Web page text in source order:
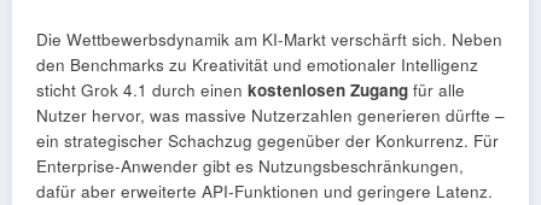
Die Wettbewerbsdynamik am KI-Markt verschärft sich. Neben
den Benchmarks zu Kreativität und emotionaler Intelligenz
sticht Grok 4.1 durch einen kostenlosen Zugang für alle
Nutzer hervor, was massive Nutzerzahlen generieren dürfte –
ein strategischer Schachzug gegenüber der Konkurrenz. Für
Enterprise-Anwender gibt es Nutzungsbeschränkungen,
dafür aber erweiterte API-Funktionen und geringere Latenz.